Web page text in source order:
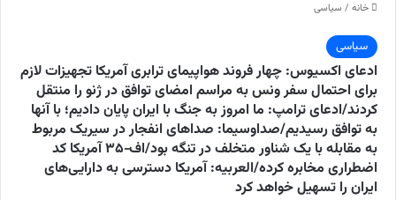
خانه / سیاسی
سیاسی
ادعای اکسیوس: چهار فروند هواپیمای ترابری آمریکا تجهیزات لازم
برای احتمال سفر ونس به مراسم امضای توافق در ژنو را منتقل
کردند/ادعای ترامپ: ما امروز به جنگ با ایران پایان دادیم؛ با آنها
به توافق رسیدیم/صداوسیما: صداهای انفجار در سیریک مربوط
به مقابله با یک شناور متخلف در تنگه بود/اف‑۳۵ آمریکا کد
اضطراری مخابره کرده/العربیه: آمریکا دسترسی به دارایی‌های
ایران را تسهیل خواهد کرد